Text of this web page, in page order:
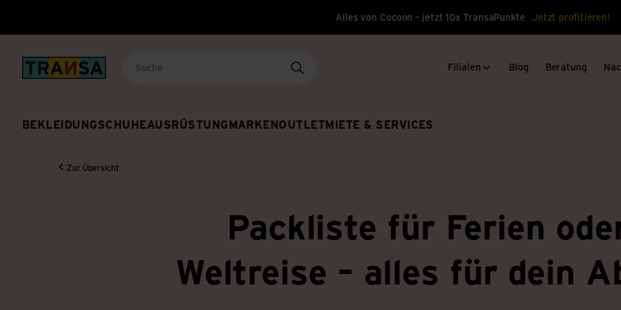
Alles von Cocoon – jetzt 10x TransaPunkte Jetzt profitieren!
Back to home
BEKLEIDUNGSCHUHEAUSRÜSTUNG MARKEN OUTLETMIETE & SERVICES
Filialen Blog Beratung
Zur Übersicht
Packliste für Ferien
Weltreise – alles für dein